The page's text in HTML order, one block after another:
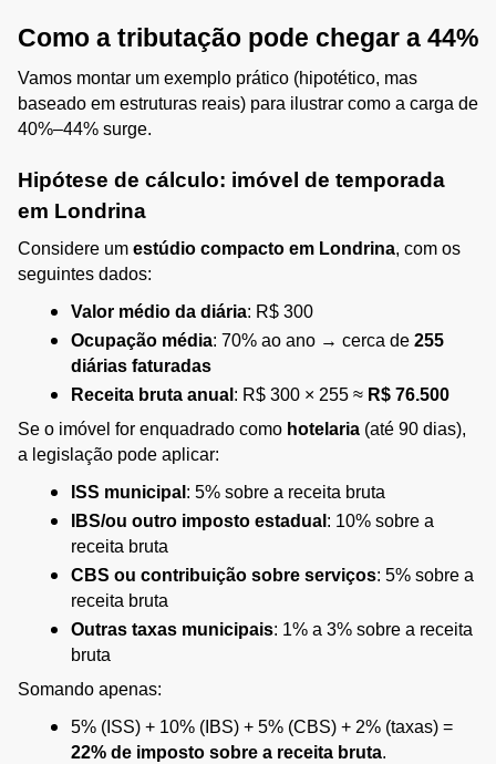
Como a tributação pode chegar a 44%
Vamos montar um exemplo prático (hipotético, mas
baseado em estruturas reais) para ilustrar como a carga de
40%–44% surge.
Hipótese de cálculo: imóvel de temporada
em Londrina
Considere um estúdio compacto em Londrina, com os
seguintes dados:
Valor médio da diária: R$ 300
Ocupação média: 70% ao ano → cerca de 255
diárias faturadas
Receita bruta anual : R$ 300 × 255 ≈ R$ 76.500
Se o imóvel for enquadrado como hotelaria (até 90 dias),
a legislação pode aplicar:
ISS municipal : 5% sobre a receita bruta
IBS/ou outro imposto estadual : 10% sobre a
receita bruta
CBS ou contribuição sobre serviços: 5% sobre a
receita bruta
Outras taxas municipais: 1% a 3% sobre a receita
bruta
Somando apenas:
22% de imposto sobre a receita bruta.